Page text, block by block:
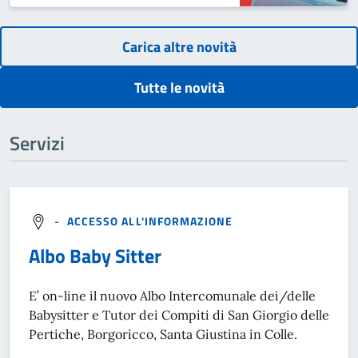
Carica altre novità
Tutte le novità
Servizi
- ACCESSO ALL'INFORMAZIONE
Albo Baby Sitter
E’ on-line il nuovo Albo Intercomunale dei/delle
Babysitter e Tutor dei Compiti di San Giorgio delle
Pertiche, Borgoricco, Santa Giustina in Colle.